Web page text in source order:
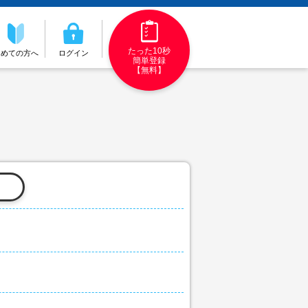
ての方へ ログイン
たった10秒
簡単登録
【無料】